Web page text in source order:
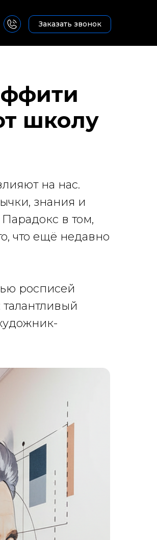
Заказать звонок
школу
на нас.
знания и
в том,
что ещё недавно
росписей